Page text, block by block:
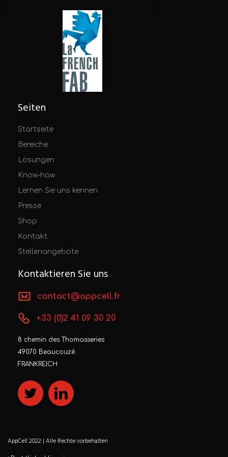
Seiten
Startseite
Bereiche
Lösungen
Know-how
Lernen Sie uns kennen
Presse
Shop
Kontakt
Stellenangebote
Kontaktieren Sie uns
contact@appcell.fr
+33 (0)2 41 09 30 20
8 chemin des Thomasseries
49070 Beaucouzé
FRANKREICH
AppCell 2022 | Alle Rechte vorbehalten